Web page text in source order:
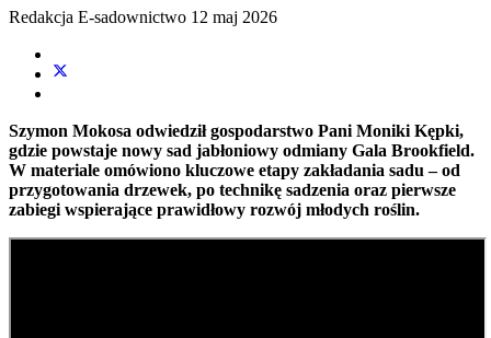
Redakcja E-sadownictwo 12 maj 2026
Szymon Mokosa odwiedził gospodarstwo Pani Moniki Kępki,
gdzie powstaje nowy sad jabłoniowy odmiany Gala Brookfield.
W materiale omówiono kluczowe etapy zakładania sadu – od
przygotowania drzewek, po technikę sadzenia oraz pierwsze
zabiegi wspierające prawidłowy rozwój młodych roślin.